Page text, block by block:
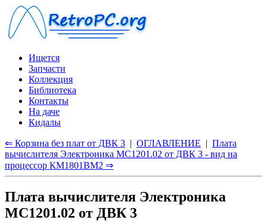
Ищется
Запчасти
Коллекция
Библиотека
Контакты
На даче
Кидалы
⇐ Корзина без плат от ДВК 3 | ОГЛАВЛЕНИЕ | Плата
вычислителя Электроника МС1201.02 от ДВК 3 - вид на
процессор КМ1801ВМ2 ⇒
Плата вычислителя Электроника
МС1201.02 от ДВК 3